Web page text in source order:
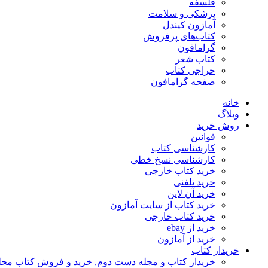
فلسفه
پزشکی و سلامت
آمازون کیندل
کتاب‌های پرفروش
گرامافون
کتاب شعر
حراجی کتاب
صفحه گرامافون
خانه
وبلاگ
روش خرید
قوانین
کارشناسی کتاب
کارشناسی نسخ خطی
خرید کتاب خارجی
خرید تلفنی
خرید آن لاین
خرید کتاب از سایت آمازون
خرید کتاب خارجی
خرید از ebay
خرید از آمازون
خریدار کتاب
خریدار کتاب و مجله دست دوم, خرید و فروش کتاب